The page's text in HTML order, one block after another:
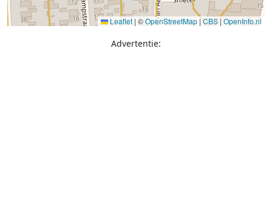
Leaflet | ©OpenStreetMap | CBS | OpenInfo.nl
Advertentie: